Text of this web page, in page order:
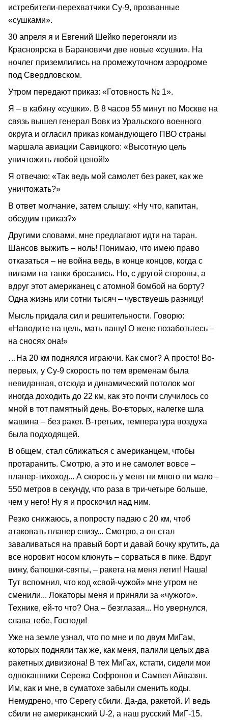
истребители-перехватчики Су-9, прозванные
«сушками».
30 апреля я и Евгений Шейко перегоняли из
Красноярска в Барановичи две новые «сушки». На
ночлег приземлились на промежуточном аэродроме
под Свердловском.
Утром передают приказ: «Готовность № 1».
Я – в кабину «сушки». В 8 часов 55 минут по Москве на
связь вышел генерал Вовк из Уральского военного
округа и огласил приказ командующего ПВО страны
маршала авиации Савицкого: «Высотную цель
уничтожить любой ценой!»
Я отвечаю: «Так ведь мой самолет без ракет, как же
уничтожать?»
В ответ молчание, затем слышу: «Ну что, капитан,
обсудим приказ?»
Другими словами, мне предлагают идти на таран.
Шансов выжить – ноль! Понимаю, что имею право
отказаться – не война ведь, в конце концов, когда с
вилами на танки бросались. Но, с другой стороны, а
вдруг этот американец с атомной бомбой на борту?
Одна жизнь или сотни тысяч – чувствуешь разницу!
Мысль придала сил и решительности. Говорю:
«Наводите на цель, мать вашу! О жене позаботьтесь –
на сносях она!»
…На 20 км поднялся играючи. Как смог? А просто! Во-
первых, у Су-9 скорость по тем временам была
невиданная, отсюда и динамический потолок мог
иногда доходить до 22 км, как это почти случилось со
мной в тот памятный день. Во-вторых, налегке шла
машина – без ракет. В-третьих, температура воздуха
была подходящей.
В общем, стал сближаться с американцем, чтобы
протаранить. Смотрю, а это и не самолет вовсе –
планер-тихоход... А скорость у меня ни много ни мало –
550 метров в секунду, что раза в три-четыре больше,
чем у него! Ну я и проскочил над ним.
Резко снижаюсь, а попросту падаю с 20 км, чтоб
атаковать планер снизу... Смотрю, а он стал
заваливаться на правый борт и давай бочку крутить, да
все норовит носом клюнуть – сорваться в пике. Вдруг
вижу, батюшки-святы, – ракета на меня летит! Наша!
Тут вспомнил, что код «свой-чужой» мне утром не
сменили... Локаторы меня и приняли за «чужого».
Технике, ей-то что? Она – безглазая... Но увернулся,
слава тебе, Господи!
Уже на земле узнал, что по мне и по двум МиГам,
которых подняли так же, как меня, палили целых два
ракетных дивизиона! В тех МиГах, кстати, сидели мои
однокашники Сережа Софронов и Самвел Айвазян.
Им, как и мне, в суматохе забыли сменить коды.
Немудрено, что Серегу сбили. Да-да, ракетой. И ведь
сбили не американский U-2, а наш русский МиГ-15.